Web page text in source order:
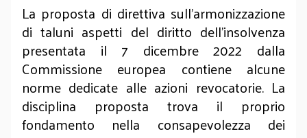
La proposta di direttiva sull'armonizzazione
di taluni aspetti del diritto dell'insolvenza
presentata il 7 dicembre 2022 dalla
Commissione europea contiene alcune
norme dedicate alle azioni revocatorie. La
disciplina proposta trova il proprio
fondamento nella consapevolezza dei